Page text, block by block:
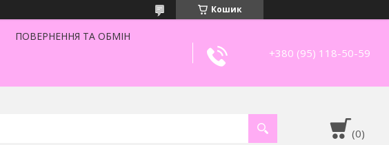
Кошик
ПОВЕРНЕННЯ ТА ОБМІН
+380 (95) 118-50-59